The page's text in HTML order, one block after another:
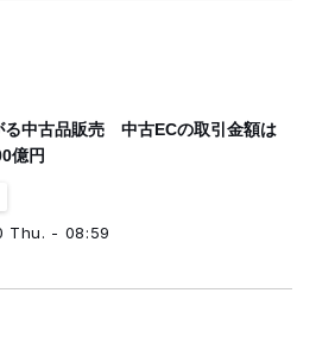
る中古品販売 中古ECの取引金額は
億円
Thu. - 08:59